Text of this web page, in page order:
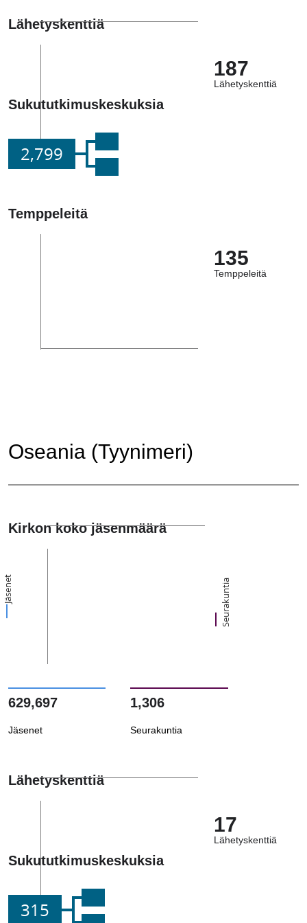
Lähetyskenttiä
187
Lähetyskenttiä
Sukututkimuskeskuksia
2,799
Temppeleitä
135
Temppeleitä
Oseania (Tyynimeri)
Kirkon koko jäsenmäärä
Jäsenet Seurakuntia
629,697
Jäsenet
1,306
Seurakuntia
Lähetyskenttiä
17
Lähetyskenttiä
Sukututkimuskeskuksia
315